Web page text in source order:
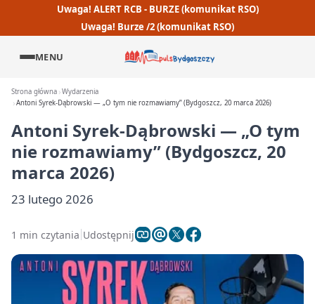
Uwaga! ALERT RCB - BURZE (komunikat RSO)
Uwaga! Burze /2 (komunikat RSO)
MENU
Strona główna Wydarzenia
Antoni Syrek‑Dąbrowski — „O tym nie rozmawiamy” (Bydgoszcz, 20 marca 2026)
Antoni Syrek‑Dąbrowski — „O tym
nie rozmawiamy” (Bydgoszcz, 20
marca 2026)
23 lutego 2026
1 min czytania Udostępnij